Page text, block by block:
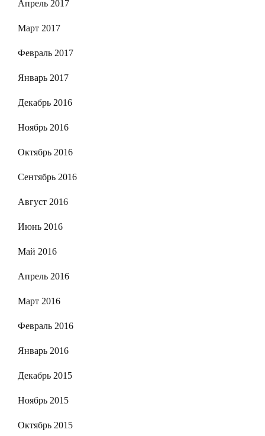
Апрель 2017
Март 2017
Февраль 2017
Январь 2017
Декабрь 2016
Ноябрь 2016
Октябрь 2016
Сентябрь 2016
Август 2016
Июнь 2016
Май 2016
Апрель 2016
Март 2016
Февраль 2016
Январь 2016
Декабрь 2015
Ноябрь 2015
Октябрь 2015